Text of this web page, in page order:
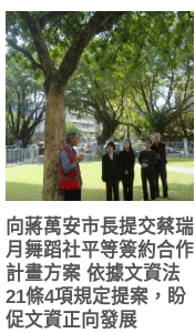
向蔣萬安市長提交蔡瑞
月舞蹈社平等簽約合作
計畫方案 依據文資法
21條4項規定提案，盼
促文資正向發展